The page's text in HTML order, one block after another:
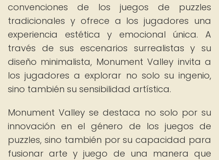
convenciones de los juegos de puzzles
tradicionales y ofrece a los jugadores una
experiencia estética y emocional única. A
través de sus escenarios surrealistas y su
diseño minimalista, Monument Valley invita a
los jugadores a explorar no solo su ingenio,
sino también su sensibilidad artística.
Monument Valley se destaca no solo por su
innovación en el género de los juegos de
puzzles, sino también por su capacidad para
fusionar arte y juego de una manera que